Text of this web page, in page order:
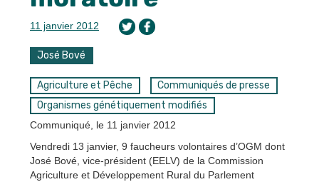
11 janvier 2012
José Bové
Agriculture et Pêche
Communiqués de presse
Organismes génétiquement modifiés
Communiqué, le 11 janvier 2012
Vendredi 13 janvier, 9 faucheurs volontaires d’OGM dont
José Bové, vice-président (EELV) de la Commission
Agriculture et Développement Rural du Parlement